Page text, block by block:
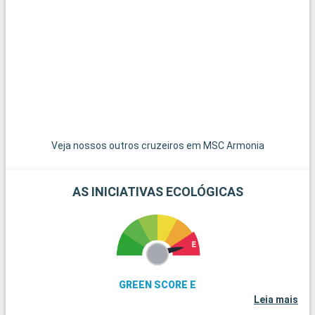
Veja nossos outros cruzeiros em MSC Armonia
AS INICIATIVAS ECOLÓGICAS
GREEN SCORE E
Leia mais